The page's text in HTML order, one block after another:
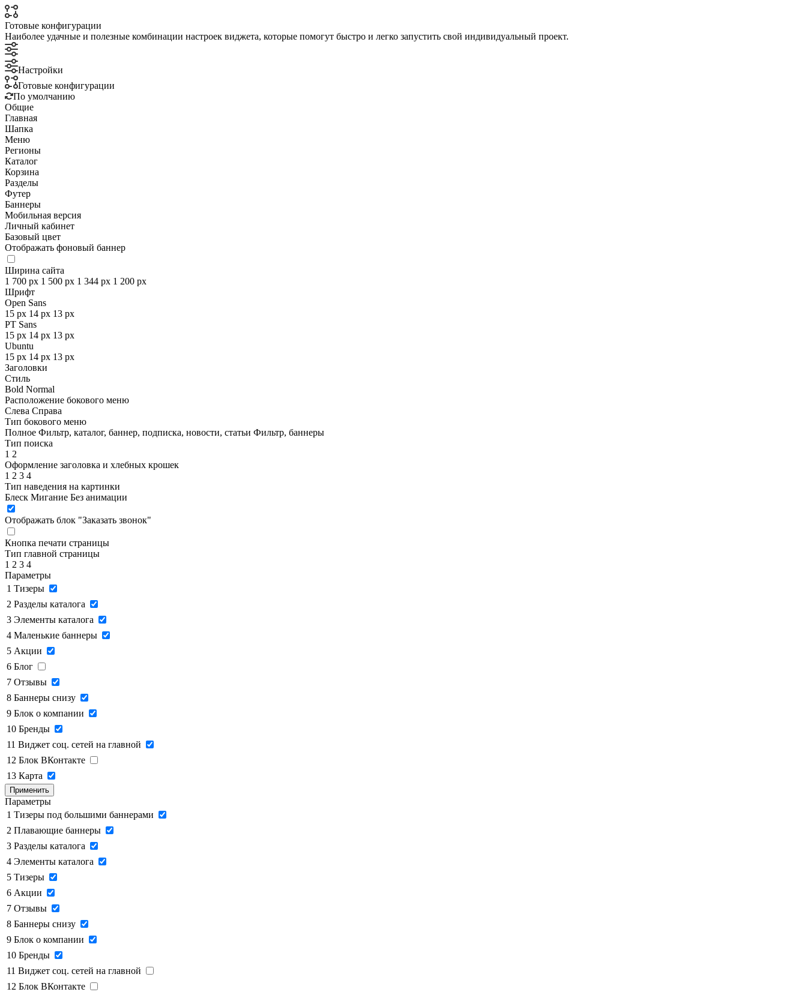
Готовые конфигурации
Наиболее удачные и полезные комбинации настроек виджета, которые помогут быстро и легко запустить свой индивидуальный проект.
Настройки
Готовые конфигурации
По умолчанию
Общие
Главная
Шапка
Меню
Регионы
Каталог
Корзина
Разделы
Футер
Баннеры
Мобильная версия
Личный кабинет
Базовый цвет
Отображать фоновый баннер
Ширина сайта
1 700 px 1 500 px 1 344 px 1 200 px
Шрифт
Open Sans
15 px 14 px 13 px
PT Sans
15 px 14 px 13 px
Ubuntu
15 px 14 px 13 px
Заголовки
Стиль
Bold Normal
Расположение бокового меню
Слева Справа
Тип бокового меню
Полное Фильтр, каталог, баннер, подписка, новости, статьи Фильтр, баннеры
Тип поиска
1 2
Оформление заголовка и хлебных крошек
1 2 3 4
Тип наведения на картинки
Блеск Мигание Без анимации
Отображать блок "Заказать звонок"
Кнопка печати страницы
Тип главной страницы
1 2 3 4
Параметры
1 Тизеры
2 Разделы каталога
3 Элементы каталога
4 Маленькие баннеры
5 Акции
6 Блог
7 Отзывы
8 Баннеры снизу
9 Блок о компании
10 Бренды
11 Виджет соц. сетей на главной
12 Блок ВКонтакте
13 Карта
Применить
Параметры
1 Тизеры под большими баннерами
2 Плавающие баннеры
3 Разделы каталога
4 Элементы каталога
5 Тизеры
6 Акции
7 Отзывы
8 Баннеры снизу
9 Блок о компании
10 Бренды
11 Виджет соц. сетей на главной
12 Блок ВКонтакте